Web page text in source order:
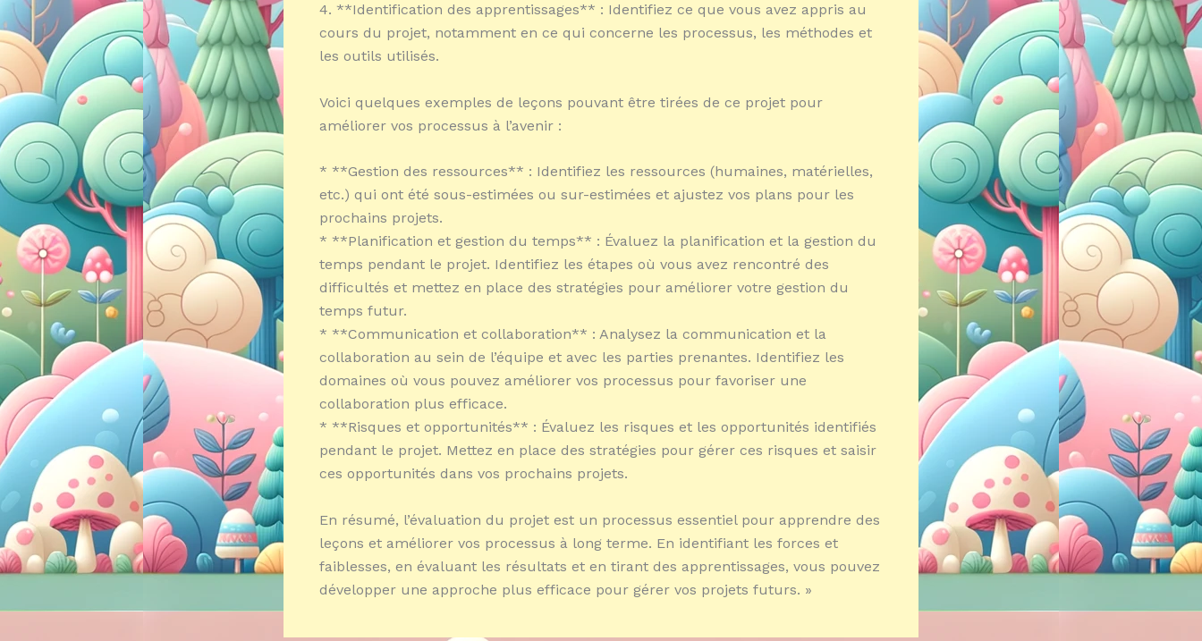
4. **Identification des apprentissages** : Identifiez ce que vous avez appris au
cours du projet, notamment en ce qui concerne les processus, les méthodes et
les outils utilisés.
Voici quelques exemples de leçons pouvant être tirées de ce projet pour
améliorer vos processus à l’avenir :
* **Gestion des ressources** : Identifiez les ressources (humaines, matérielles,
etc.) qui ont été sous-estimées ou sur-estimées et ajustez vos plans pour les
prochains projets.
* **Planification et gestion du temps** : Évaluez la planification et la gestion du
temps pendant le projet. Identifiez les étapes où vous avez rencontré des
difficultés et mettez en place des stratégies pour améliorer votre gestion du
temps futur.
* **Communication et collaboration** : Analysez la communication et la
collaboration au sein de l’équipe et avec les parties prenantes. Identifiez les
domaines où vous pouvez améliorer vos processus pour favoriser une
collaboration plus efficace.
* **Risques et opportunités** : Évaluez les risques et les opportunités identifiés
pendant le projet. Mettez en place des stratégies pour gérer ces risques et saisir
ces opportunités dans vos prochains projets.
En résumé, l’évaluation du projet est un processus essentiel pour apprendre des
leçons et améliorer vos processus à long terme. En identifiant les forces et
faiblesses, en évaluant les résultats et en tirant des apprentissages, vous pouvez
développer une approche plus efficace pour gérer vos projets futurs. »